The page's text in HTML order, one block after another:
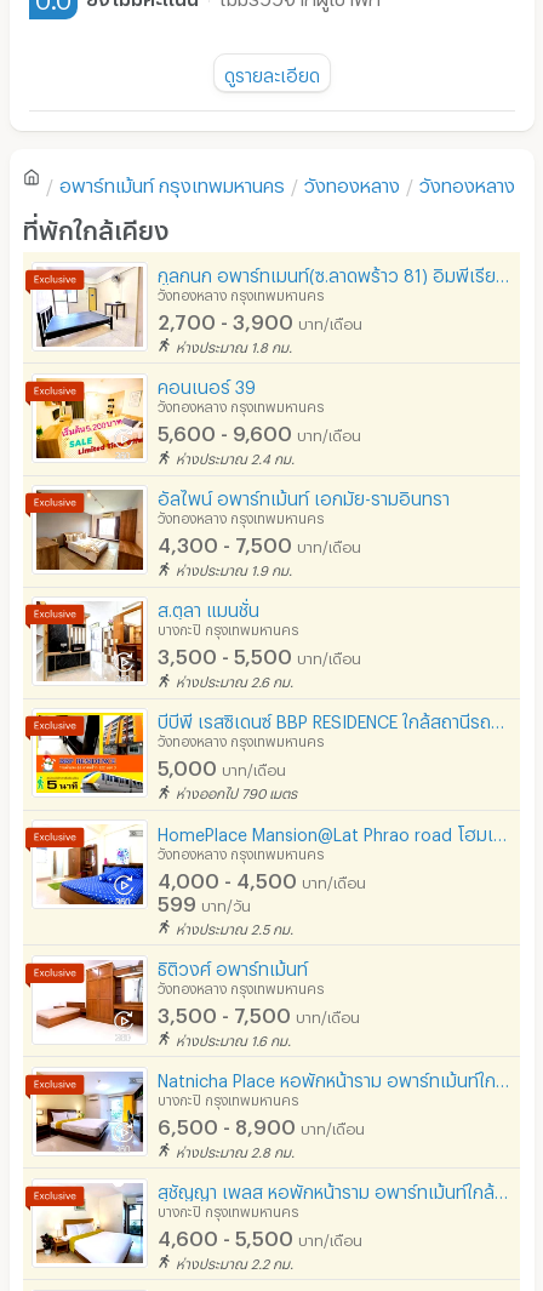
- เครื่องทำน้ำอุ่น*
- Cable TV 80 ช่อง*
- เครื่องซักผ้าแบบอัตโนมัติ*
- ตู้น้ำหยอดเหรียญ*
ระบบรักษาความปลอดภัยประกอบไปด้วย
- มีตาแมวที่ประตูห้อง
- Keycard ตรงทางเข้า-ออก
- กล้องวงจรปิด 24 ชม.
- ยามรักษาความปลอดภัย 24 ชม.
เครื่องทำน้ำอุ่น
โซฟา
โต๊ะ - เก้าอี้ทำงาน
เตาปรุงอาหาร
อนุญาตให้เลี้ยงสัตว์
อนุญาตให้สูบบุหรี่ในห้องพัก
โทรศัพท์สายตรง
ที่จอดรถ
ที่จอดรถมอเตอร์ไซด์/จักรยาน
ลิฟต์
สระว่ายน้ำ
โรงยิม / ฟิตเนส
เคเบิลทีวี / ดาวเทียม
มีระบบรักษาความปลอดภัย (keycard)
มีระบบรักษาความปลอดภัย (สแกนลายนิ้วมือ)
กล้องวงจรปิด (CCTV)
ร้านขายอาหาร
ร้านค้า สะดวกซื้อ
ร้านทำผม-เสริมสวย
สถานี charge รถไฟฟ้า
ยังไม่มีรีวิวของอพาร์ทเม้นท์นี้
เขียนรีวิวแรกของอพาร์ทเม้นท์นี้
ดูรายละเอียด
อพาร์ทเม้นท์ กรุงเทพมหานคร วังทองหลาง วังทองหลาง
ที่พักใกล้เคียง
วังทองหลาง กรุงเทพมหานคร
2,700 - 3,900 บาท/เดือน
ห่างประมาณ 1.8 กม.
คอนเนอร์ 39
วังทองหลาง กรุงเทพมหานคร
5,600 - 9,600 บาท/เดือน
ห่างประมาณ 2.4 กม.
อัลไพน์ อพาร์ทเม้นท์ เอกมัย-รามอินทรา
วังทองหลาง กรุงเทพมหานคร
4,300 - 7,500 บาท/เดือน
ห่างประมาณ 1.9 กม.
ส.ตุลา แมนชั่น
บางกะปิ กรุงเทพมหานคร
3,500 - 5,500 บาท/เดือน
ห่างประมาณ 2.6 กม.
วังทองหลาง กรุงเทพมหานคร
5,000 บาท/เดือน
ห่างออกไป 790 เมตร
วังทองหลาง กรุงเทพมหานคร
4,000 - 4,500 บาท/เดือน
599 บาท/วัน
ห่างประมาณ 2.5 กม.
ธิติวงศ์ อพาร์ทเม้นท์
วังทองหลาง กรุงเทพมหานคร
3,500 - 7,500 บาท/เดือน
ห่างประมาณ 1.6 กม.
บางกะปิ กรุงเทพมหานคร
6,500 - 8,900 บาท/เดือน
ห่างประมาณ 2.8 กม.
บางกะปิ กรุงเทพมหานคร
4,600 - 5,500 บาท/เดือน
ห่างประมาณ 2.2 กม.